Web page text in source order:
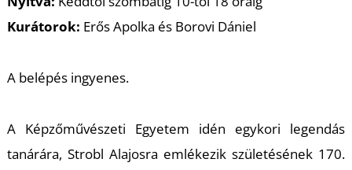
Kurátorok: Erős Apolka és Borovi Dániel
A belépés ingyenes.
A Képzőművészeti Egyetem idén egykori legendás
tanárára, Strobl Alajosra emlékezik születésének 170.